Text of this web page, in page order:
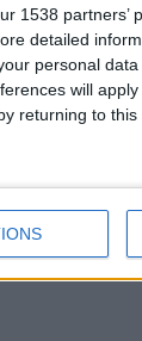
1538 partners’
detailed
personal
will
returning to
que les